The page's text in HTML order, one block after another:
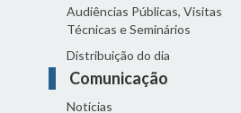
Audiências Públicas, Visitas
Técnicas e Seminários
Distribuição do dia
Comunicação
Notícias